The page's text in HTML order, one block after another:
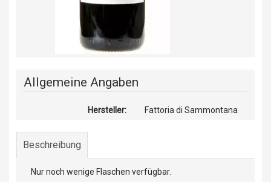
Allgemeine Angaben
Hersteller: Fattoria di Sammontana
Beschreibung
Nur noch wenige Flaschen verfügbar.